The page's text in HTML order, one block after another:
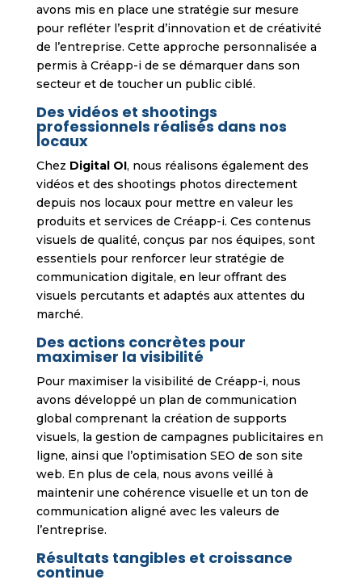
avons mis en place une stratégie sur mesure
pour refléter l’esprit d’innovation et de créativité
de l’entreprise. Cette approche personnalisée a
permis à Créapp-i de se démarquer dans son
secteur et de toucher un public ciblé.
Des vidéos et shootings
professionnels réalisés dans nos
locaux
Chez Digital OI, nous réalisons également des
vidéos et des shootings photos directement
depuis nos locaux pour mettre en valeur les
produits et services de Créapp-i. Ces contenus
visuels de qualité, conçus par nos équipes, sont
essentiels pour renforcer leur stratégie de
communication digitale, en leur offrant des
visuels percutants et adaptés aux attentes du
marché.
Des actions concrètes pour
maximiser la visibilité
Pour maximiser la visibilité de Créapp-i, nous
avons développé un plan de communication
global comprenant la création de supports
visuels, la gestion de campagnes publicitaires en
ligne, ainsi que l’optimisation SEO de son site
web. En plus de cela, nous avons veillé à
maintenir une cohérence visuelle et un ton de
communication aligné avec les valeurs de
l’entreprise.
Résultats tangibles et croissance
continue